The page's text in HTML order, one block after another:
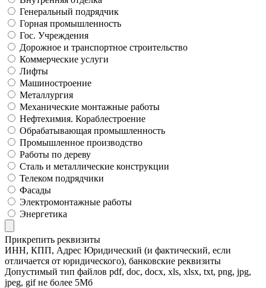
Генеральный подрядчик
Горная промышленность
Гос. Учреждения
Дорожное и транспортное строительство
Коммерческие услуги
Лифты
Машиностроение
Металлургия
Механические монтажные работы
Нефтехимия. Кораблестроение
Обрабатывающая промышленность
Промышленное производство
Работы по дереву
Сталь и металлические конструкции
Телеком подрядчики
Фасады
Электромонтажные работы
Энергетика
Прикрепить реквизиты
ИНН, КПП, Адрес Юридический (и фактический, если
отличается от юридического), банковские реквизиты
Допустимый тип файлов pdf, doc, docx, xls, xlsx, txt, png, jpg,
jpeg, gif не более 5Мб